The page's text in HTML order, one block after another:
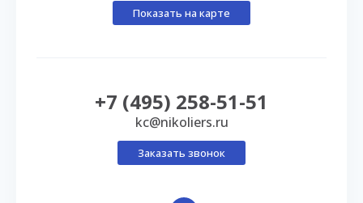
Показать на карте
+7 (495) 258-51-51
kc@nikoliers.ru
Заказать звонок